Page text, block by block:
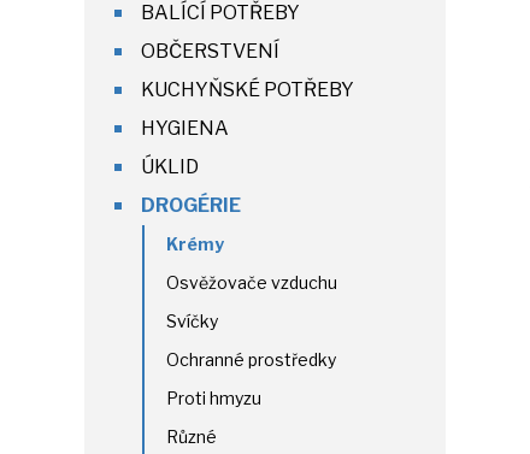
BALÍCÍ POTŘEBY
OBČERSTVENÍ
KUCHYŇSKÉ POTŘEBY
HYGIENA
ÚKLID
DROGÉRIE
Krémy
Osvěžovače vzduchu
Svíčky
Ochranné prostředky
Proti hmyzu
Různé